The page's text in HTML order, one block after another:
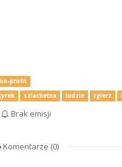
profit
szlachetna ludzie zgierz
Brak emisji
Komentarze (0)